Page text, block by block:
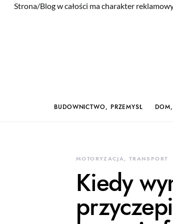
Strona/Blog w całości ma charakter
BUDOWNICTWO, PRZEMYSŁ
MOTORYZACJA, TRANSPORT
Kiedy